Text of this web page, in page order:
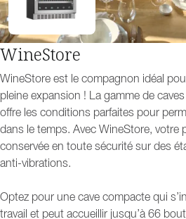
WineStore
WineStore est le compagnon idéal
pleine expansion ! La gamme de
offre les conditions parfaites pour
dans le temps. Avec WineStore, votre
conservée en toute sécurité sur des
anti-vibrations.
Optez pour une cave compacte qui
travail et peut accueillir jusqu’à 66